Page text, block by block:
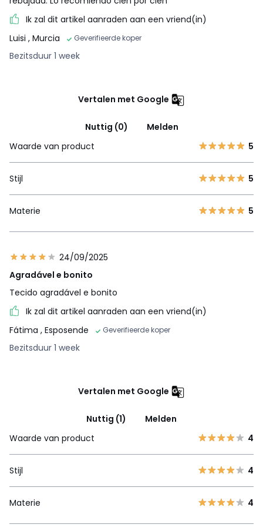
Ik zal dit artikel aanraden aan een vriend(in)
Luisi , Murcia Geverifieerde koper
Bezitsduur 1 week
Vertalen met Google
Nuttig (0)
Melden
Waarde van product
5
Stijl 5
Materie 5
24/09/2025
Agradável e bonito
Tecido agradável e bonito
Ik zal dit artikel aanraden aan een vriend(in)
Fátima , Esposende Geverifieerde koper
Bezitsduur 1 week
Vertalen met Google
Nuttig (1)
Melden
Waarde van product
4
Stijl 4
Materie 4